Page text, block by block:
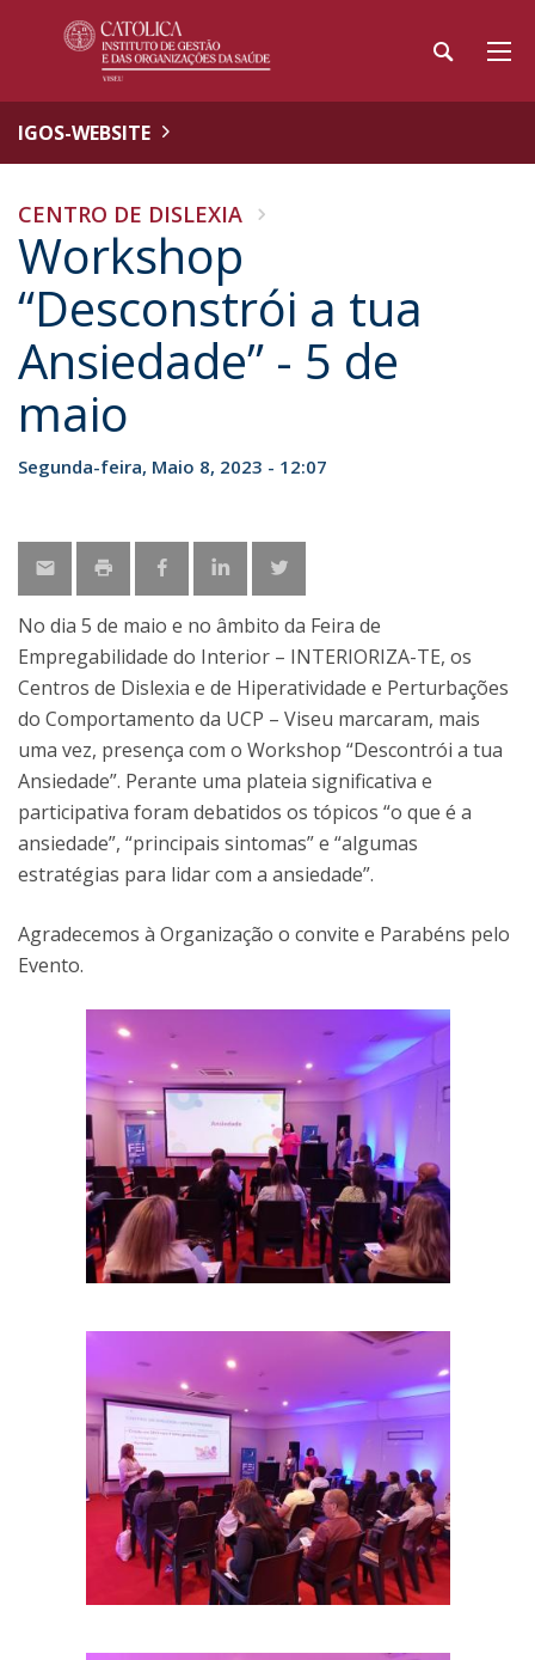
IGOS-WEBSITE
CENTRO DE DISLEXIA
Workshop
“Desconstrói a tua
Ansiedade” - 5 de
maio
Segunda-feira, Maio 8, 2023 - 12:07
No dia 5 de maio e no âmbito da Feira de
Empregabilidade do Interior – INTERIORIZA-TE, os
Centros de Dislexia e de Hiperatividade e Perturbações
do Comportamento da UCP – Viseu marcaram, mais
uma vez, presença com o Workshop “Descontrói a tua
Ansiedade”. Perante uma plateia significativa e
participativa foram debatidos os tópicos “o que é a
ansiedade”, “principais sintomas” e “algumas
estratégias para lidar com a ansiedade”.
Agradecemos à Organização o convite e Parabéns pelo
Evento.